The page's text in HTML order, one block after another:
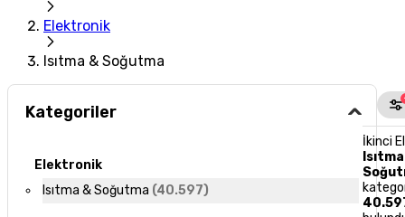
Elektronik
Isıtma & Soğutma
Kategoriler
Elektronik
Isıtma & Soğutma (40.597)
İkinci El